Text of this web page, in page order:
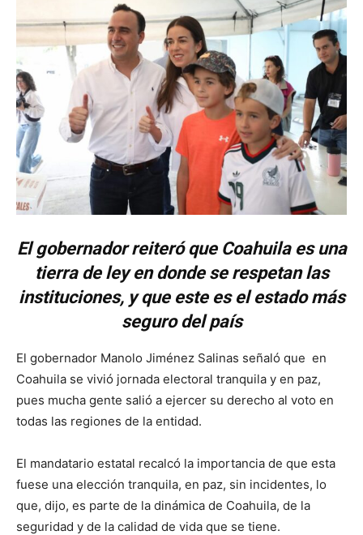
El gobernador reiteró que Coahuila es una
tierra de ley en donde se respetan las
instituciones, y que este es el estado más
seguro del país
El gobernador Manolo Jiménez Salinas señaló que en
Coahuila se vivió jornada electoral tranquila y en paz,
pues mucha gente salió a ejercer su derecho al voto en
todas las regiones de la entidad.
El mandatario estatal recalcó la importancia de que esta
fuese una elección tranquila, en paz, sin incidentes, lo
que, dijo, es parte de la dinámica de Coahuila, de la
seguridad y de la calidad de vida que se tiene.